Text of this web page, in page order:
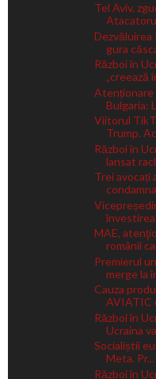
Tel Aviv,
Dezvăluirea
gura
Război în
„creează
Bulgaria:
Viitorul
Trump.
Război în
lansat
Trei avocați
MAE,
românii
Premierul
merge la
Cauza
AVIATIC
Război în
Ucraina
Socialiștii
Meta. Pr...
Război în